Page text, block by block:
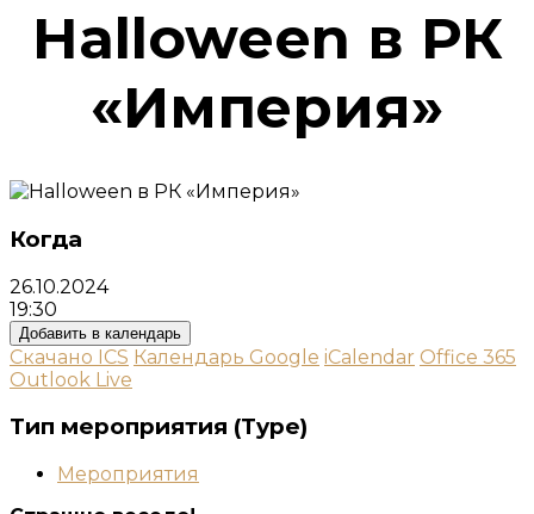
Halloween в РК
«Империя»
Когда
26.10.2024
19:30
Добавить в календарь
Скачано ICS Календарь Google iCalendar Office 365
Outlook Live
Тип мероприятия (Type)
Мероприятия